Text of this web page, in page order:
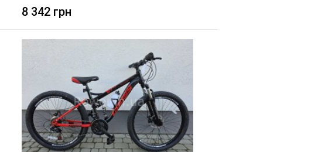
8 342 грн